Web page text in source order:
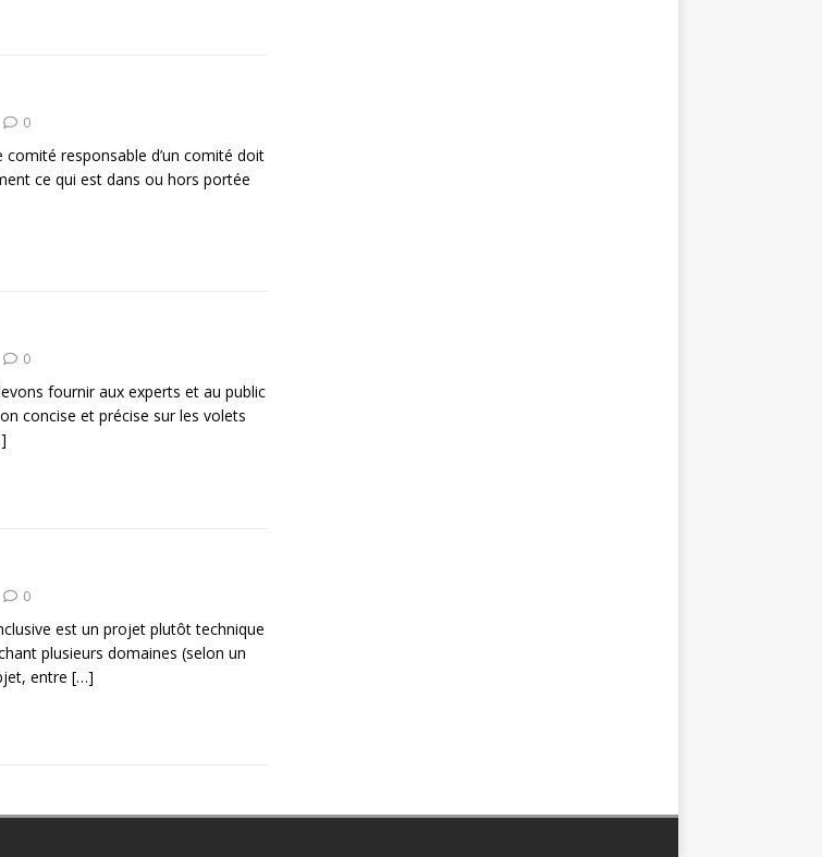
0
comité responsable d’un comité doit
ce qui est dans ou hors portée
0
fournir aux experts et au public
concise et précise sur les volets
0
est un projet plutôt technique
plusieurs domaines (selon un
entre […]